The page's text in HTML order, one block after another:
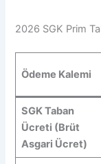
2026 SGK Prim
Ödeme Kalemi
SGK Taban
Ücreti (Brüt
Asgari Ücret)